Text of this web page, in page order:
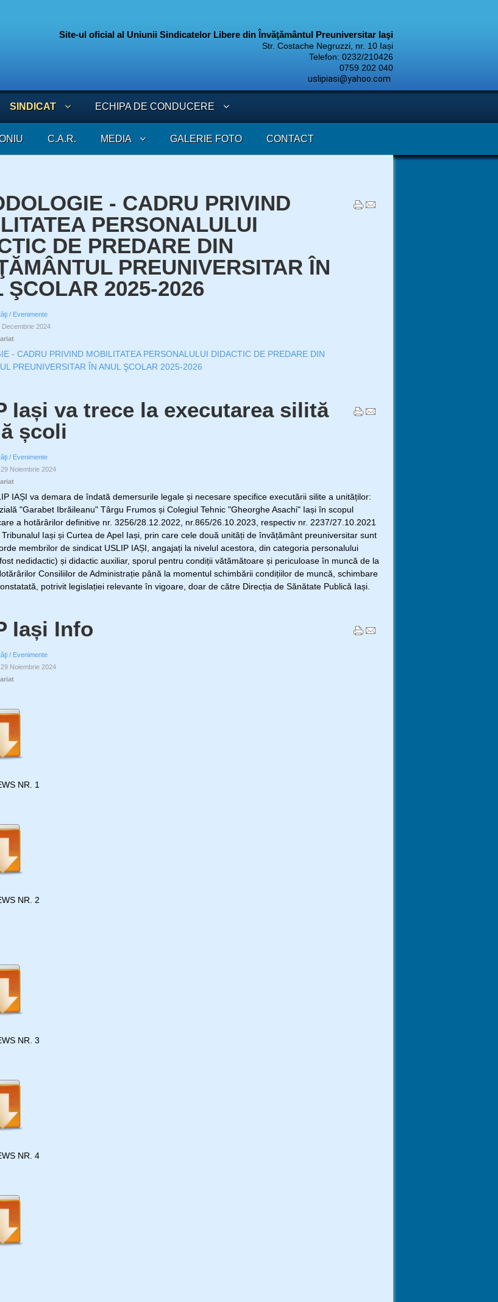
Site-ul oficial al Uniunii Sindicatelor Libere din Învăţământul Preuniversitar Iaşi
Str. Costache Negruzzi, nr. 10 Iași
Telefon: 0232/210426
0759 202 040
uslipiasi@yahoo.com
SINDICAT ECHIPA DE CONDUCERE
C.A.R. MEDIA GALERIE FOTO CONTACT
- CADRU PRIVIND
PERSONALULUI
DE PREDARE DIN
PREUNIVERSITAR ÎN
ŞCOLAR 2025-2026
/ Evenimente
2024
- CADRU PRIVIND MOBILITATEA PERSONALULUI DIDACTIC DE PREDARE DIN
PREUNIVERSITAR ÎN ANUL ŞCOLAR 2025-2026
Iași va trece la executarea silită
școli
/ Evenimente
Noiembrie 2024
IAȘI va demara de îndată demersurile legale și necesare specifice executării silite a unităților:
"Garabet Ibrăileanu" Târgu Frumos și Colegiul Tehnic "Gheorghe Asachi" Iași în scopul
a hotărârilor definitive nr. 3256/28.12.2022, nr.865/26.10.2023, respectiv nr. 2237/27.10.2021
Iași și Curtea de Apel Iași, prin care cele două unități de învățământ preuniversitar sunt
membrilor de sindicat USLIP IAȘI, angajați la nivelul acestora, din categoria personalului
nedidactic) și didactic auxiliar, sporul pentru condiții vătămătoare și periculoase în muncă de la
Consiliilor de Administrație până la momentul schimbării condițiilor de muncă, schimbare
potrivit legislației relevante în vigoare, doar de către Direcția de Sănătate Publică Iași.
Iași Info
/ Evenimente
Noiembrie 2024
NR. 1
NR. 2
NR. 3
NR. 4